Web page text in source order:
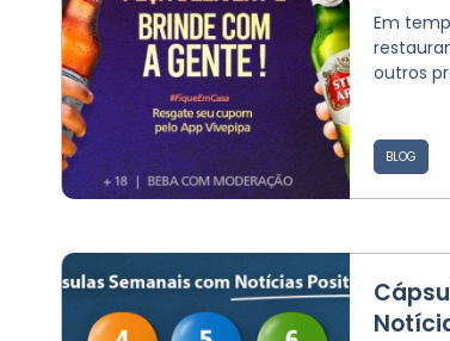
Em
outros
BLOG